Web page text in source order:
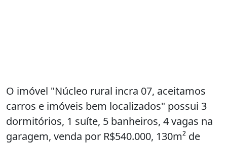
O imóvel "Núcleo rural incra 07, aceitamos
carros e imóveis bem localizados" possui 3
dormitórios, 1 suíte, 5 banheiros, 4 vagas na
garagem, venda por R$540.000, 130m² de